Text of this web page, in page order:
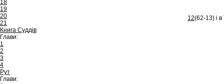
18
19
20
21
Книга Суддів
Глави:
1
2
3
4
Рут
Глави:
12(62-13) і